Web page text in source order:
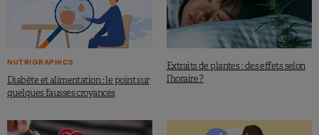
NUTRIGRAPHICS
Diabète et alimentation : le point sur
quelques fausses croyances
Extraits de plantes : des effets selon
l’horaire ?